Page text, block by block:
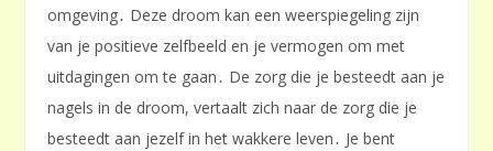
omgeving․ Deze droom kan een weerspiegeling zijn
van je positieve zelfbeeld en je vermogen om met
uitdagingen om te gaan․ De zorg die je besteedt aan je
nagels in de droom, vertaalt zich naar de zorg die je
besteedt aan jezelf in het wakkere leven․ Je bent